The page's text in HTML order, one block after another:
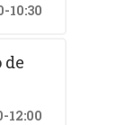
10:30
de
12:00